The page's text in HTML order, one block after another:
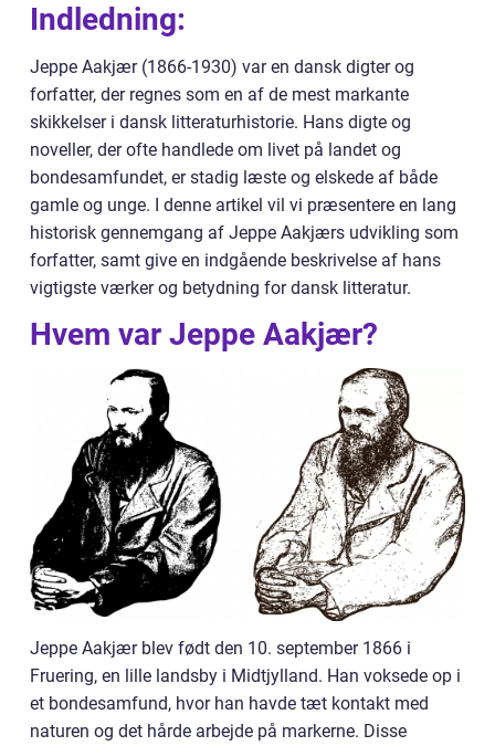
Indledning:
Jeppe Aakjær (1866-1930) var en dansk digter og
forfatter, der regnes som en af de mest markante
skikkelser i dansk litteraturhistorie. Hans digte og
noveller, der ofte handlede om livet på landet og
bondesamfundet, er stadig læste og elskede af både
gamle og unge. I denne artikel vil vi præsentere en lang
historisk gennemgang af Jeppe Aakjærs udvikling som
forfatter, samt give en indgående beskrivelse af hans
vigtigste værker og betydning for dansk litteratur.
Hvem var Jeppe Aakjær?
Jeppe Aakjær blev født den 10. september 1866 i
Fruering, en lille landsby i Midtjylland. Han voksede op i
et bondesamfund, hvor han havde tæt kontakt med
naturen og det hårde arbejde på markerne. Disse